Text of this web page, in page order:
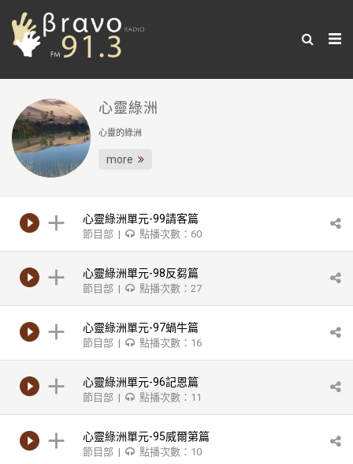
心靈綠洲
心靈的綠洲
more
心靈綠洲單元-99請客篇
節目部 | 點播次數：60
心靈綠洲單元-98反芻篇
節目部 | 點播次數：27
心靈綠洲單元-97蝸牛篇
節目部 | 點播次數：16
心靈綠洲單元-96記恩篇
節目部 | 點播次數：11
心靈綠洲單元-95威爾第篇
節目部 | 點播次數：10